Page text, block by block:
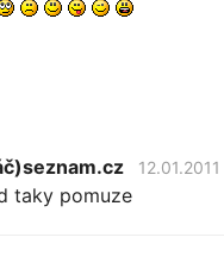
taky pomuze